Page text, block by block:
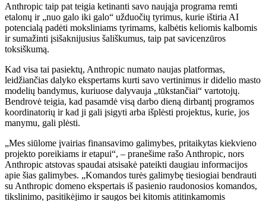
Anthropic taip pat teigia ketinanti savo naująja programa remti
etalonų ir „nuo galo iki galo“ užduočių tyrimus, kurie ištiria AI
potencialą padėti moksliniams tyrimams, kalbėtis keliomis kalbomis
ir sumažinti įsišaknijusius šališkumus, taip pat savicenzūros
toksiškumą.
Kad visa tai pasiektų, Anthropic numato naujas platformas,
leidžiančias dalyko ekspertams kurti savo vertinimus ir didelio masto
modelių bandymus, kuriuose dalyvauja „tūkstančiai“ vartotojų.
Bendrovė teigia, kad pasamdė visą darbo dieną dirbantį programos
koordinatorių ir kad ji gali įsigyti arba išplėsti projektus, kurie, jos
manymu, gali plėsti.
„Mes siūlome įvairias finansavimo galimybes, pritaikytas kiekvieno
projekto poreikiams ir etapui“, – pranešime rašo Anthropic, nors
Anthropic atstovas spaudai atsisakė pateikti daugiau informacijos
apie šias galimybes. „Komandos turės galimybę tiesiogiai bendrauti
su Anthropic domeno ekspertais iš pasienio raudonosios komandos,
tikslinimo, pasitikėjimo ir saugos bei kitomis atitinkamomis